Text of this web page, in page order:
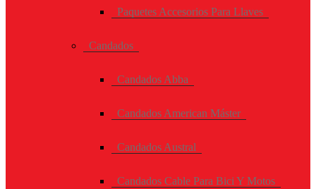
Paquetes Accesorios Para Llaves
Candados
Candados Abba
Candados American Máster
Candados Austral
Candados Cable Para Bici Y Motos